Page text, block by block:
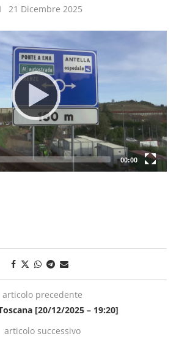
21 Dicembre 2025
00:00
articolo precedente
[20/12/2025 – 19:20]
articolo successivo